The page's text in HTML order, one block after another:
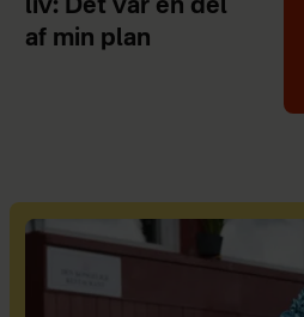
liv: Det var en del
af min plan